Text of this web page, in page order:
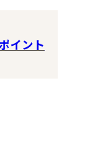
イント